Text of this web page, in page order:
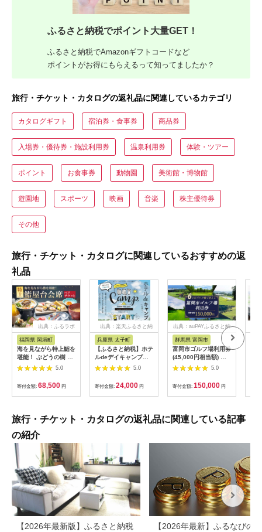
ふるさと納税でポイント大量GET！
ふるさと納税でAmazonギフトコードなど
ポイントがお得にもらえるって知ってましたか？
旅行・チケット・カタログの返礼品に関連しているカテゴリ
カタログギフト 宿泊券・食事券 商品券
入場券・優待券・施設利用券 温泉利用券 体験・ツアー
ポイント お食事券 動物園 美術館・博物館
遊園地 スポーツ 映画 音楽 株主優待券
その他
旅行・チケット・カタログに関連しているおすすめの返
礼品
出典：ふるラボ
福岡県 岡垣町
海を見ながら特上鮨を
堪能！ ぶどうの樹 鮨
屋台ペア お食事券 海
鮮 海 屋台 食事 ペア
福岡県 岡垣町
5.0
寄付金額: 68,500 円
出典：楽天ふるさと納
兵庫県 太子町
【ふるさと納税】ホテ
ルdeデイキャンプ体
験チケット
【1364991】
5.0
寄付金額: 24,000 円
出典：auPAYふるさと納
群馬県 富岡市
富岡市ゴルフ場利用券
(45,000円相当額) ゴ
ルフ チケット 平日 土
日 祝日 プレー券 関東
群馬県 首都圏 F20E-
382
5.0
寄付金額: 150,000 円
旅行・チケット・カタログの返礼品に関連している記事
の紹介
【2026年最新版】ふるさと納税
【2026年最新】ふるなびの